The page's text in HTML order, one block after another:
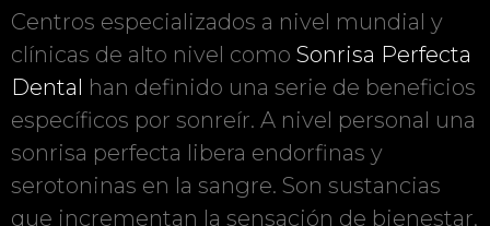
Centros especializados a nivel mundial y
clínicas de alto nivel como Sonrisa Perfecta
Dental han definido una serie de beneficios
específicos por sonreír. A nivel personal una
sonrisa perfecta libera endorfinas y
serotoninas en la sangre. Son sustancias
que incrementan la sensación de bienestar,